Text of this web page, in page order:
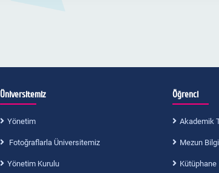
Üniversitemiz
Yönetim
Fotoğraflarla Üniversitemiz
Yönetim Kurulu
Öğrenci
Akademik
Mezun
Kütüphane